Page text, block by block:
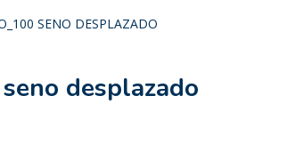
SENO DESPLAZADO
desplazado